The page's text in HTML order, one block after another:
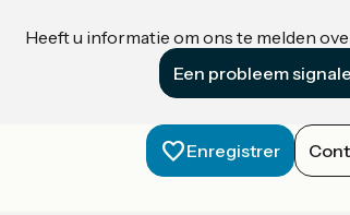
Heeft u informatie om ons te melden
Een probleem
Enregistrer